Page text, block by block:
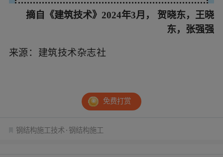
摘自《建筑技术》2024年3月，贺晓东，王晓
东，张强强
来源：建筑技术杂志社
免费打赏
钢结构施工技术 钢结构施工